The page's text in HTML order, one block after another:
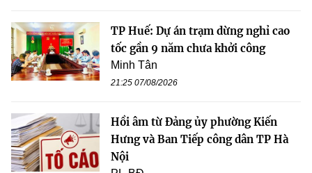
TP Huế: Dự án trạm dừng nghỉ cao
tốc gần 9 năm chưa khởi công
Minh Tân
21:25 07/08/2026
Hồi âm từ Đảng ủy phường Kiến
Hưng và Ban Tiếp công dân TP Hà
Nội